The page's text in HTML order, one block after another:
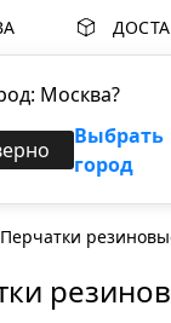
Москва?
Выбрать
город
товаров
за
и абразивы
Перчатки